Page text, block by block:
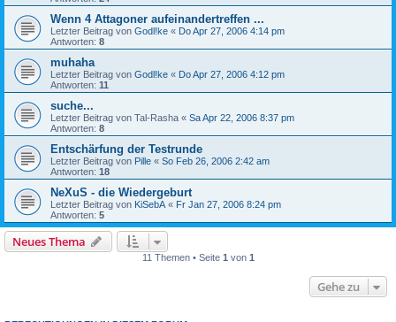
Wenn 4 Attagoner aufeinandertreffen ...
Letzter Beitrag von Godl!ke « Do Apr 27, 2006 4:14 pm
Antworten: 8
muhaha
Letzter Beitrag von Godl!ke « Do Apr 27, 2006 4:12 pm
Antworten: 11
suche...
Letzter Beitrag von Tal-Rasha « Sa Apr 22, 2006 8:37 pm
Antworten: 8
Entschärfung der Testrunde
Letzter Beitrag von Pille « So Feb 26, 2006 2:42 am
Antworten: 18
NeXuS - die Wiedergeburt
Letzter Beitrag von KiSebA « Fr Jan 27, 2006 8:24 pm
Antworten: 5
Neues Thema
11 Themen • Seite 1 von 1
Gehe zu